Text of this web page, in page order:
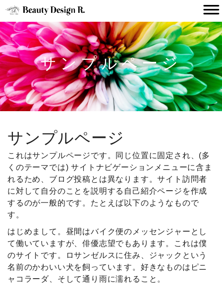
サンプルページ
サンプルページ
これはサンプルページです。同じ位置に固定され、(多
くのテーマでは) サイトナビゲーションメニューに含ま
れるため、ブログ投稿とは異なります。サイト訪問者
に対して自分のことを説明する自己紹介ページを作成
するのが一般的です。たとえば以下のようなもので
す。
はじめまして。昼間はバイク便のメッセンジャーとし
て働いていますが、俳優志望でもあります。これは僕
のサイトです。ロサンゼルスに住み、ジャックという
名前のかわいい犬を飼っています。好きなものはピニ
ャコラーダ、そして通り雨に濡れること。